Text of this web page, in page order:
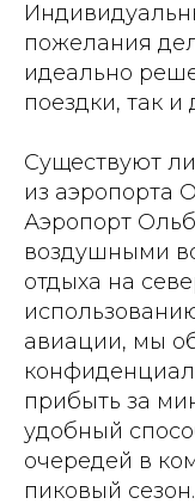
пожелания
идеально
поездки, так
Существуют
из аэропорта
Аэропорт
воздушными
отдыха на
авиации, мы
прибыть за
удобный
очередей в
пиковый сезон.